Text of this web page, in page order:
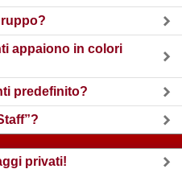
appaiono in colori
predefinito?
privati!